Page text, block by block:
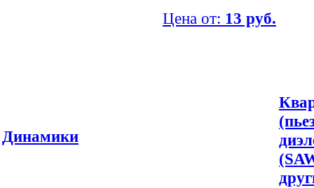
Цена от: 13 руб.
Динамики